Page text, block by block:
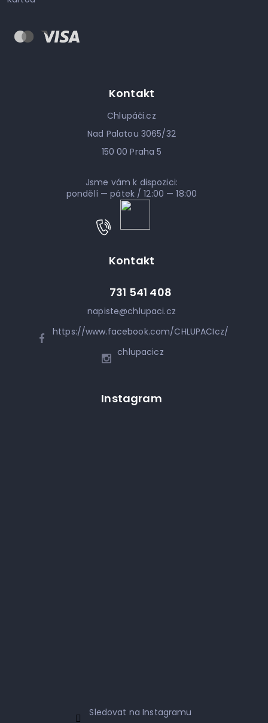
Kontakt
Chlupáči.cz
Nad Palatou 3065/32
150 00 Praha 5
Jsme vám k dispozici:
pondělí — pátek / 12:00 — 18:00
Kontakt
napiste@chlupaci.cz
731 541 408
https://www.facebook.com/CHLUPACIcz/
chlupacicz
Instagram
Sledovat na Instagramu